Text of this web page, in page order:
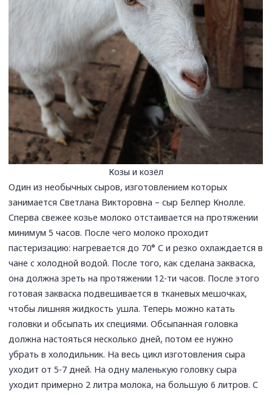
Козы и козёл
Один из необычных сыров, изготовлением которых
занимается Светлана Викторовна – сыр Белпер Кнолле.
Сперва свежее козье молоко отстаивается на протяжении
минимум 5 часов. После чего молоко проходит
пастеризацию: нагревается до 70° С и резко охлаждается в
чане с холодной водой. После того, как сделана закваска,
она должна зреть на протяжении 12-ти часов. После этого
готовая закваска подвешивается в тканевых мешочках,
чтобы лишняя жидкость ушла. Теперь можно катать
головки и обсыпать их специями. Обсыпанная головка
должна настояться несколько дней, потом ее нужно
убрать в холодильник. На весь цикл изготовления сыра
уходит от 5-7 дней. На одну маленькую головку сыра
уходит примерно 2 литра молока, на большую 6 литров. С